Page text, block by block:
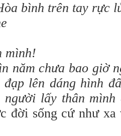
bình trên tay rực
mình!
năm chưa bao giờ
đạp lên dáng hình
lấy thân mình
đời sống cứ như